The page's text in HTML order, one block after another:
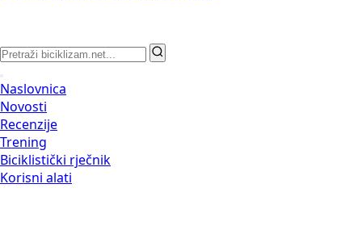
Naslovnica
Novosti
Recenzije
Trening
Biciklistički rječnik
Korisni alati